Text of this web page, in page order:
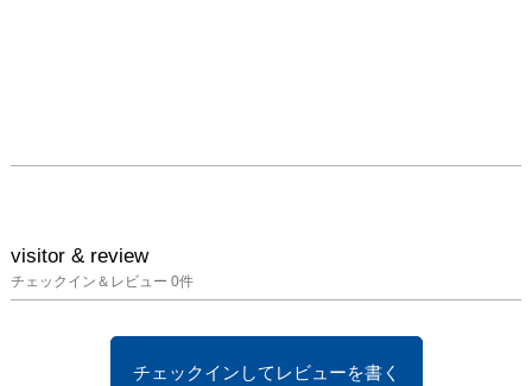
visitor & review
チェックイン＆レビュー 0件
チェックインしてレビューを書く